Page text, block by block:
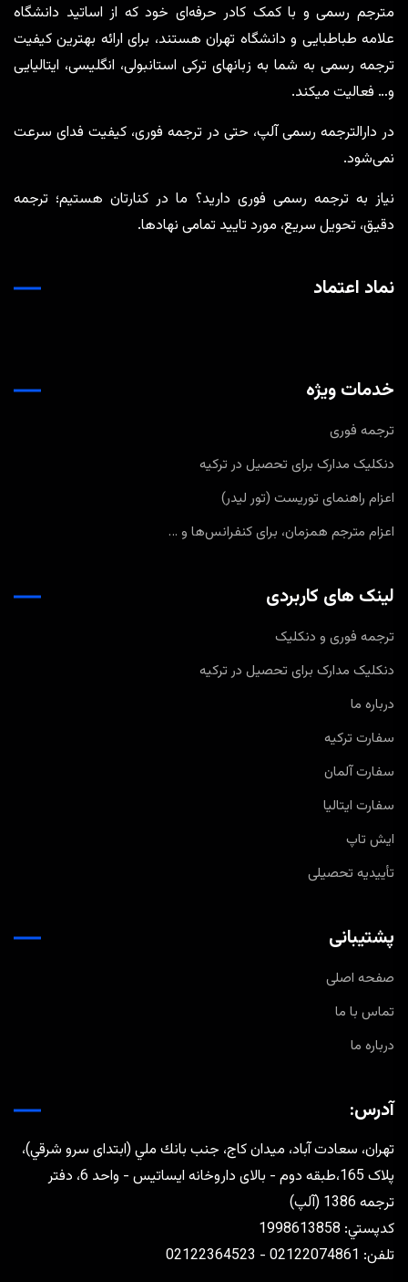
مترجم رسمی و با کمک کادر حرفه‌ای خود که از اساتید دانشگاه
علامه طباطبایی و دانشگاه تهران هستند، برای ارائه بهترین کیفیت
ترجمه رسمی به شما به زبانهای ترکی استانبولی، انگلیسی، ایتالیایی
و… فعالیت میکند.
در دارالترجمه رسمی آلپ، حتی در ترجمه‌ فوری، کیفیت فدای سرعت
نمی‌شود.
نیاز به ترجمه رسمی فوری دارید؟ ما در کنارتان هستیم؛ ترجمه
دقیق، تحویل سریع، مورد تایید تمامی نهادها.
نماد اعتماد
خدمات ویژه
ترجمه فوری
دنکلیک مدارک برای تحصیل در ترکیه
اعزام راهنمای توریست (تور لیدر)
اعزام مترجم همزمان، برای کنفرانس‌ها و …
لینک های کاربردی
ترجمه فوری و دنکلیک
دنکلیک مدارک برای تحصیل در ترکیه
درباره ما
سفارت ترکیه
سفارت آلمان
سفارت ایتالیا
ایش تاپ
تأییدیه تحصیلی
پشتیبانی
صفحه اصلی
تماس با ما
درباره ما
آدرس:
تهران، سعادت آباد، ميدان كاج، جنب بانك ملي (ابتدای سرو شرقي)،
پلاک 165،طبقه دوم - بالای داروخانه ایساتیس - واحد 6، دفتر
ترجمه 1386 (آلپ)
كدپستي: 1998613858
تلفن: 02122074861 - 02122364523